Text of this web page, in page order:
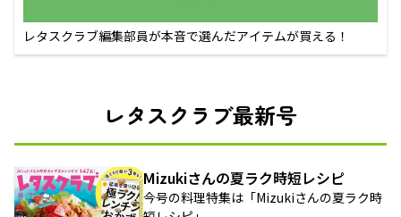
レタスクラブ編集部員が本音で選んだアイテムが買える！
レタスクラブ最新号
Mizukiさんの夏ラク時短レシピ
今号の料理特集は「Mizukiさんの夏ラク時